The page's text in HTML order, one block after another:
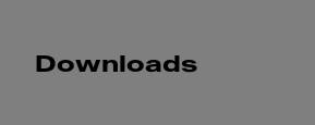
Downloads